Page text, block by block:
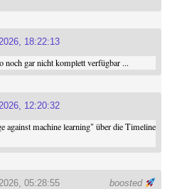
18:22:13
noch gar nicht komplett verfügbar ...
12:20:32
against machine learning" über die Timeline
boosted
05:28:55